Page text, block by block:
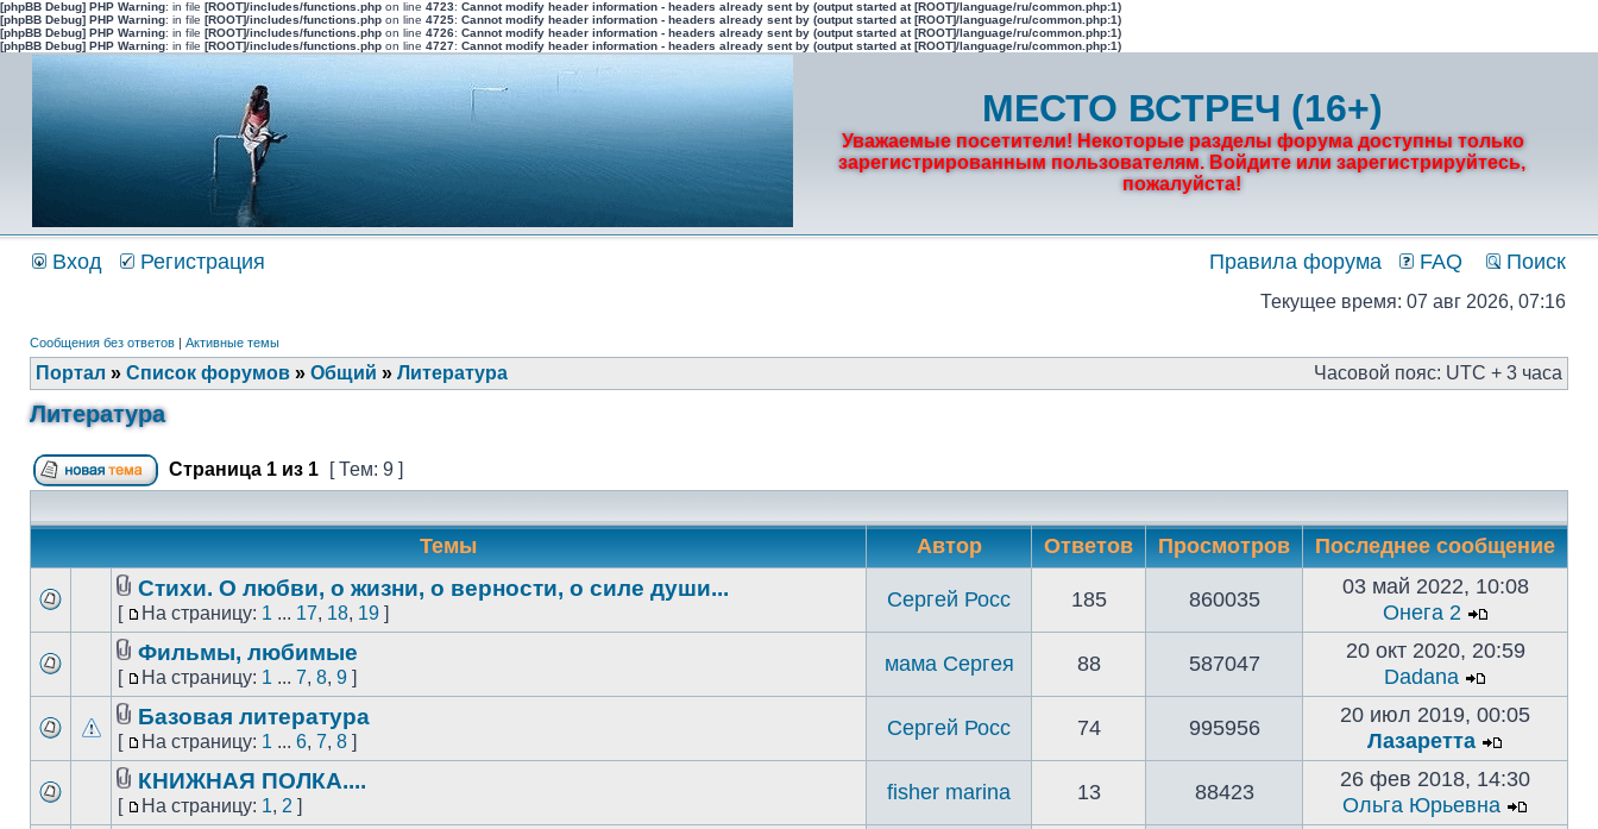
[phpBB Debug] PHP Warning: in file [ROOT]/includes/functions.php on line 4723: Cannot modify header information - headers already sent by (output started at [ROOT]/language/ru/common.php:1)
[phpBB Debug] PHP Warning: in file [ROOT]/includes/functions.php on line 4725: Cannot modify header information - headers already sent by (output started at [ROOT]/language/ru/common.php:1)
[phpBB Debug] PHP Warning: in file [ROOT]/includes/functions.php on line 4726: Cannot modify header information - headers already sent by (output started at [ROOT]/language/ru/common.php:1)
[phpBB Debug] PHP Warning: in file [ROOT]/includes/functions.php on line 4727: Cannot modify header information - headers already sent by (output started at [ROOT]/language/ru/common.php:1)
МЕСТО ВСТРЕЧ (16+)
Уважаемые посетители! Некоторые разделы форума доступны только
зарегистрированным пользователям. Войдите или зарегистрируйтесь,
пожалуйста!
Вход Регистрация Правила форума FAQ Поиск
Текущее время: 07 авг 2026, 07:16
Сообщения без ответов | Активные темы
Портал » Список форумов » Общий » Литература Часовой пояс: UTC + 3 часа
Литература
Страница 1 из 1 [ Тем: 9 ]
Темы Автор Ответов Просмотров Последнее сообщение
Стихи. О любви, о жизни, о верности, о силе души...
[ На страницу: 1 ... 17, 18, 19 ]
Сергей Росс 185 860035
03 май 2022, 10:08
Онега 2
Фильмы, любимые
[ На страницу: 1 ... 7, 8, 9 ]
мама Сергея 88 587047
20 окт 2020, 20:59
Dadana
Базовая литература
[ На страницу: 1 ... 6, 7, 8 ]
Сергей Росс 74 995956
20 июл 2019, 00:05
Лазаретта
КНИЖНАЯ ПОЛКА....
[ На страницу: 1, 2 ]
fisher marina 13 88423
26 фев 2018, 14:30
Ольга Юрьевна